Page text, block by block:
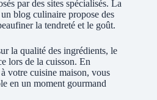
par des sites spécialisés. La
blog culinaire propose des
la tendreté et le goût.
la qualité des ingrédients, le
lors de la cuisson. En
votre cuisine maison, vous
en un moment gourmand